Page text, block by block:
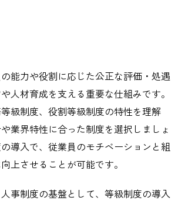
能力や役割に応じた公正な評価・処遇
人材育成を支える重要な仕組みです。
級制度、役割等級制度の特性を理解
業界特性に合った制度を選択しましょ
導入で、従業員のモチベーションと組
上させることが可能です。
事制度の基盤として、等級制度の導入